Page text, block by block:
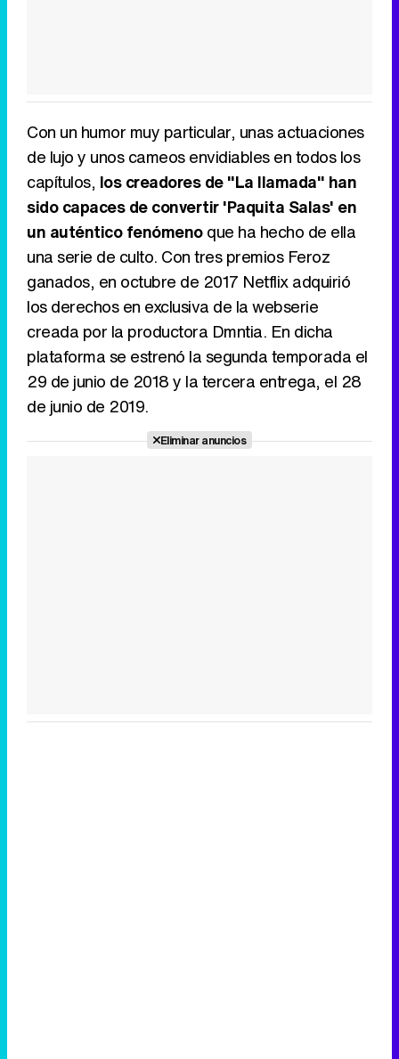
Con un humor muy particular, unas actuaciones
de lujo y unos cameos envidiables en todos los
capítulos, los creadores de "La llamada" han
sido capaces de convertir 'Paquita Salas' en
un auténtico fenómenoque ha hecho de ella
una serie de culto. Con tres premios Feroz
ganados, en octubre de 2017 Netflix adquirió
los derechos en exclusiva de la webserie
creada por la productora Dmntia. En dicha
plataforma se estrenó la segunda temporada el
29 de junio de 2018 y la tercera entrega, el 28
de junio de 2019.
Eliminar anuncios